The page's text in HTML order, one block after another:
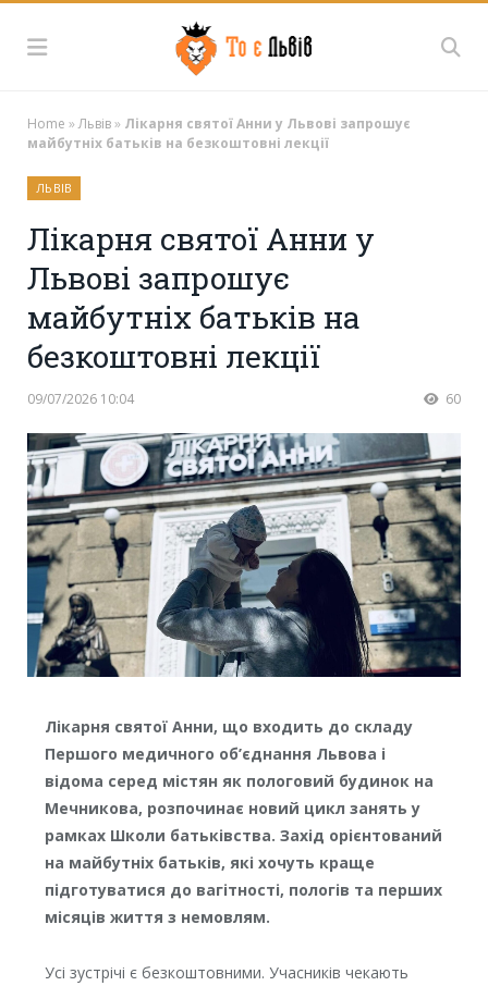
Home »Львів» Лікарня святої Анни у Львові запрошує
майбутніх батьків на безкоштовні лекції
ЛЬВІВ
Лікарня святої Анни у
Львові запрошує
майбутніх батьків на
безкоштовні лекції
09/07/2026 10:04 60
Лікарня святої Анни, що входить до складу
Першого медичного об’єднання Львова і
відома серед містян як пологовий будинок на
Мечникова, розпочинає новий цикл занять у
рамках Школи батьківства. Захід орієнтований
на майбутніх батьків, які хочуть краще
підготуватися до вагітності, пологів та перших
місяців життя з немовлям.
Усі зустрічі є безкоштовними. Учасників чекають